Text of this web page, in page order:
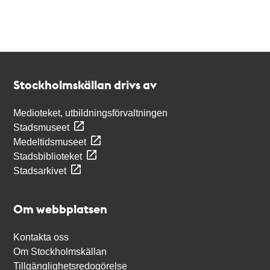
Stockholmskällan drivs av
Medioteket, utbildningsförvaltningen
Stadsmuseet
Medeltidsmuseet
Stadsbiblioteket
Stadsarkivet
Om webbplatsen
Kontakta oss
Om Stockholmskällan
Tillgänglighetsredogörelse